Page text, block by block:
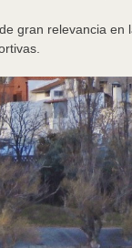
gran relevancia en